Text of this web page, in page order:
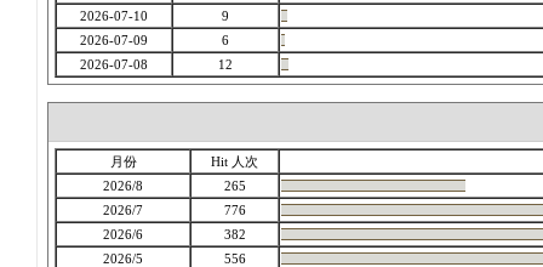
2026-07-10
9
2026-07-09
6
2026-07-08
12
月份
Hit 人次
2026/8
265
2026/7
776
2026/6
382
2026/5
556